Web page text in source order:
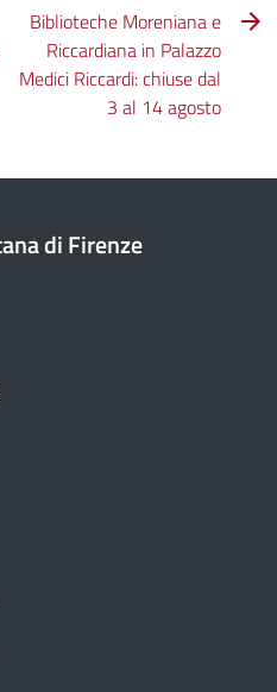
Biblioteche Moreniana e
Riccardiana in Palazzo
Medici Riccardi: chiuse dal
3 al 14 agosto
di Firenze